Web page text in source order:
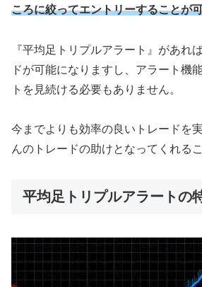
ころに絞ってエントリーすることが
『平均足トリプルアラート』があれ
ドが可能になりますし、アラート機
トを見続ける必要もありません。
今までよりも効率の良いトレードを
んのトレードの助けとなってくれる
平均足トリプルアラートの